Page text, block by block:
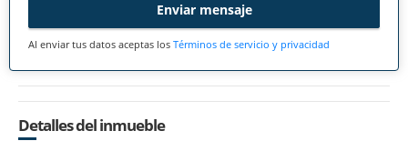
Enviar mensaje
Al enviar tus datos aceptas los Términos de servicio y privacidad
Detalles del inmueble